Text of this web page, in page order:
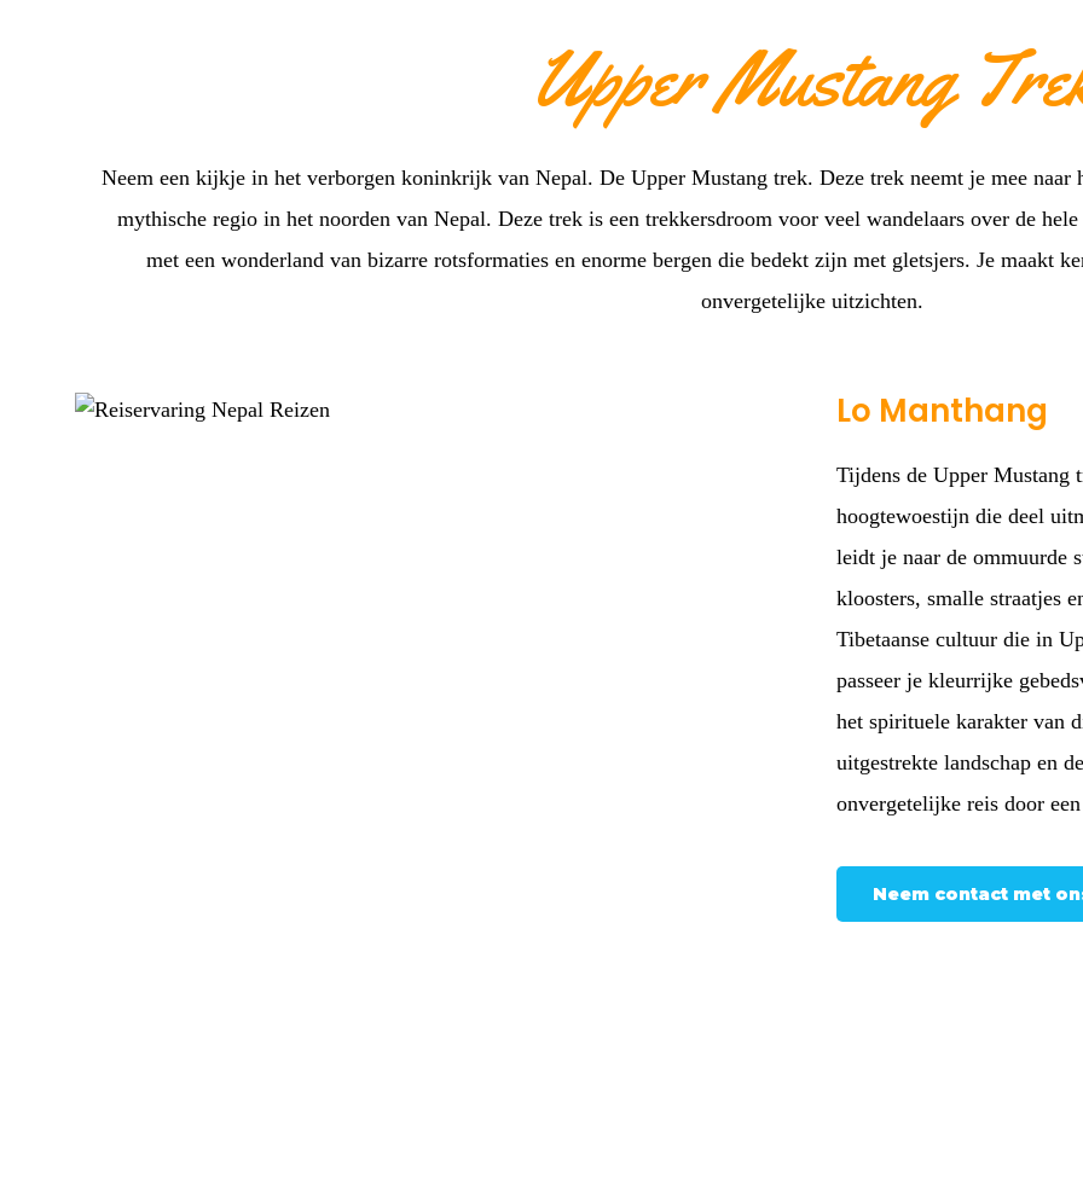
Upper Mustang
Neem een kijkje in het verborgen koninkrijk van Nepal. De Upper Mustang trek. Deze trek neemt je mee
mythische regio in het noorden van Nepal. Deze trek is een trekkersdroom voor veel wandelaars over de
met een wonderland van bizarre rotsformaties en enorme bergen die bedekt zijn met gletsjers. Je maakt
onvergetelijke uitzichten.
Lo Manthang
Tijdens de Upper Mustang
hoogtewoestijn die deel
leidt je naar de ommuurde
kloosters, smalle straatjes
Tibetaanse cultuur die in
passeer je kleurrijke
het spirituele karakter van
uitgestrekte landschap en
onvergetelijke reis door
Neem contact met